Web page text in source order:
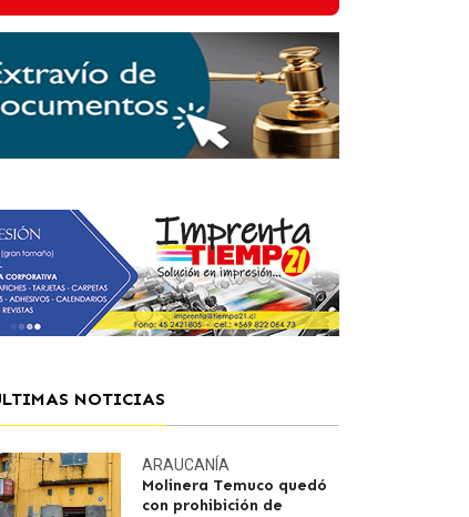
NOTICIAS
ARAUCANÍA
Molinera Temuco quedó
con prohibición de